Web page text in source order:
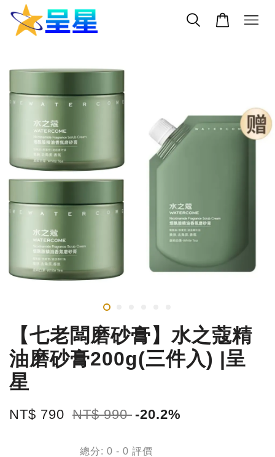
【七老闆磨砂膏】水之蔻精
油磨砂膏200g(三件入) |呈
星
NT$ 790 NT$ 990 -20.2%
總分: 0 - 0 評價